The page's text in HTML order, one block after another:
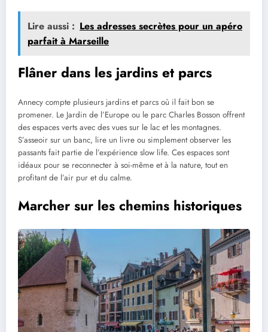
Lire aussi : Les adresses secrètes pour un apéro
parfait à Marseille
Flâner dans les jardins et parcs
Annecy compte plusieurs jardins et parcs où il fait bon se
promener. Le Jardin de l’Europe ou le parc Charles Bosson offrent
des espaces verts avec des vues sur le lac et les montagnes.
S’asseoir sur un banc, lire un livre ou simplement observer les
passants fait partie de l’expérience slow life. Ces espaces sont
idéaux pour se reconnecter à soi-même et à la nature, tout en
profitant de l’air pur et du calme.
Marcher sur les chemins historiques